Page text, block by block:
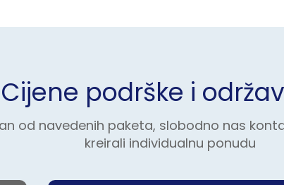
Cijene podrške i
od navedenih paketa, slobodno nas
kreirali individualnu ponudu